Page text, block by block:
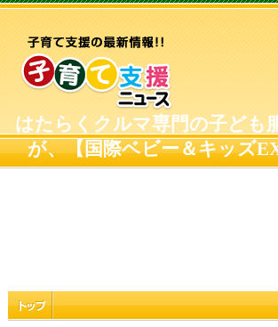
はたらくクルマ専門の子ども
が、【国際ベビー＆キッズ